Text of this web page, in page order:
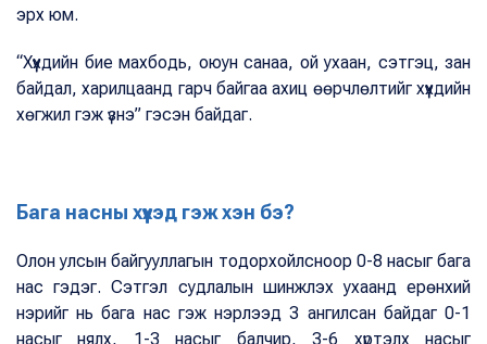
эрх юм.
“Хүүхдийн бие махбодь, оюун санаа, ой ухаан, сэтгэц, зан
байдал, харилцаанд гарч байгаа ахиц өөрчлөлтийг хүүхдийн
хөгжил гэж үзнэ” гэсэн байдаг.
Бага насны хүүхэд гэж хэн бэ?
Олон улсын байгууллагын тодорхойлсноор 0-8 насыг бага
нас гэдэг. Сэтгэл судлалын шинжлэх ухаанд ерөнхий
нэрийг нь бага нас гэж нэрлээд 3 ангилсан байдаг 0-1
насыг нялх, 1-3 насыг балчир, 3-6 хүртэлх насыг